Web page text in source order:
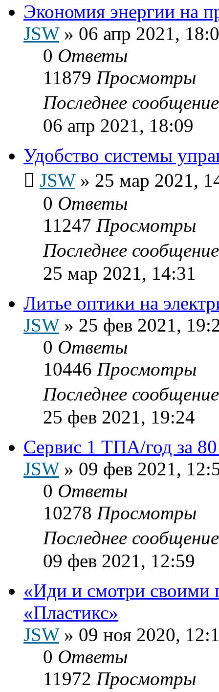
Экономия энергии на
JSW» 06 апр 2021,
0 Ответы
11879 Просмотры
Последнее
06 апр 2021, 18:09
Удобство системы
JSW» 25 мар 2021,
0 Ответы
11247 Просмотры
Последнее
25 мар 2021, 14:31
Литье оптики на
JSW» 25 фев 2021,
0 Ответы
10446 Просмотры
Последнее
25 фев 2021, 19:24
Сервис 1 ТПА/год за
JSW» 09 фев 2021,
0 Ответы
10278 Просмотры
Последнее
09 фев 2021, 12:59
«Иди и смотри своими
«Пластикс»
JSW» 09 ноя 2020,
0 Ответы
11972 Просмотры